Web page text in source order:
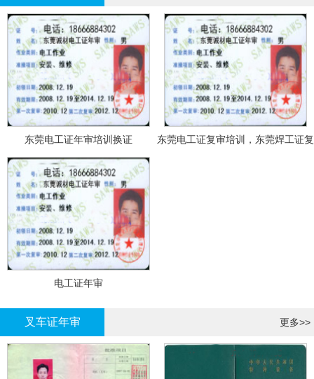
东莞电工证年审培训换证
东莞电工证复审培训，东莞焊工证复
电工证年审
叉车证年审 更多>>